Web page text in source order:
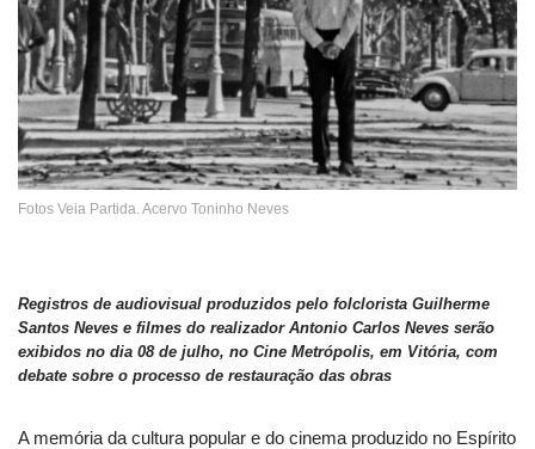
Fotos Veia Partida. Acervo Toninho Neves
Registros de audiovisual produzidos pelo folclorista Guilherme
Santos Neves e filmes do realizador Antonio Carlos Neves serão
exibidos no dia 08 de julho, no Cine Metrópolis, em Vitória, com
debate sobre o processo de restauração das obras
A memória da cultura popular e do cinema produzido no Espírito